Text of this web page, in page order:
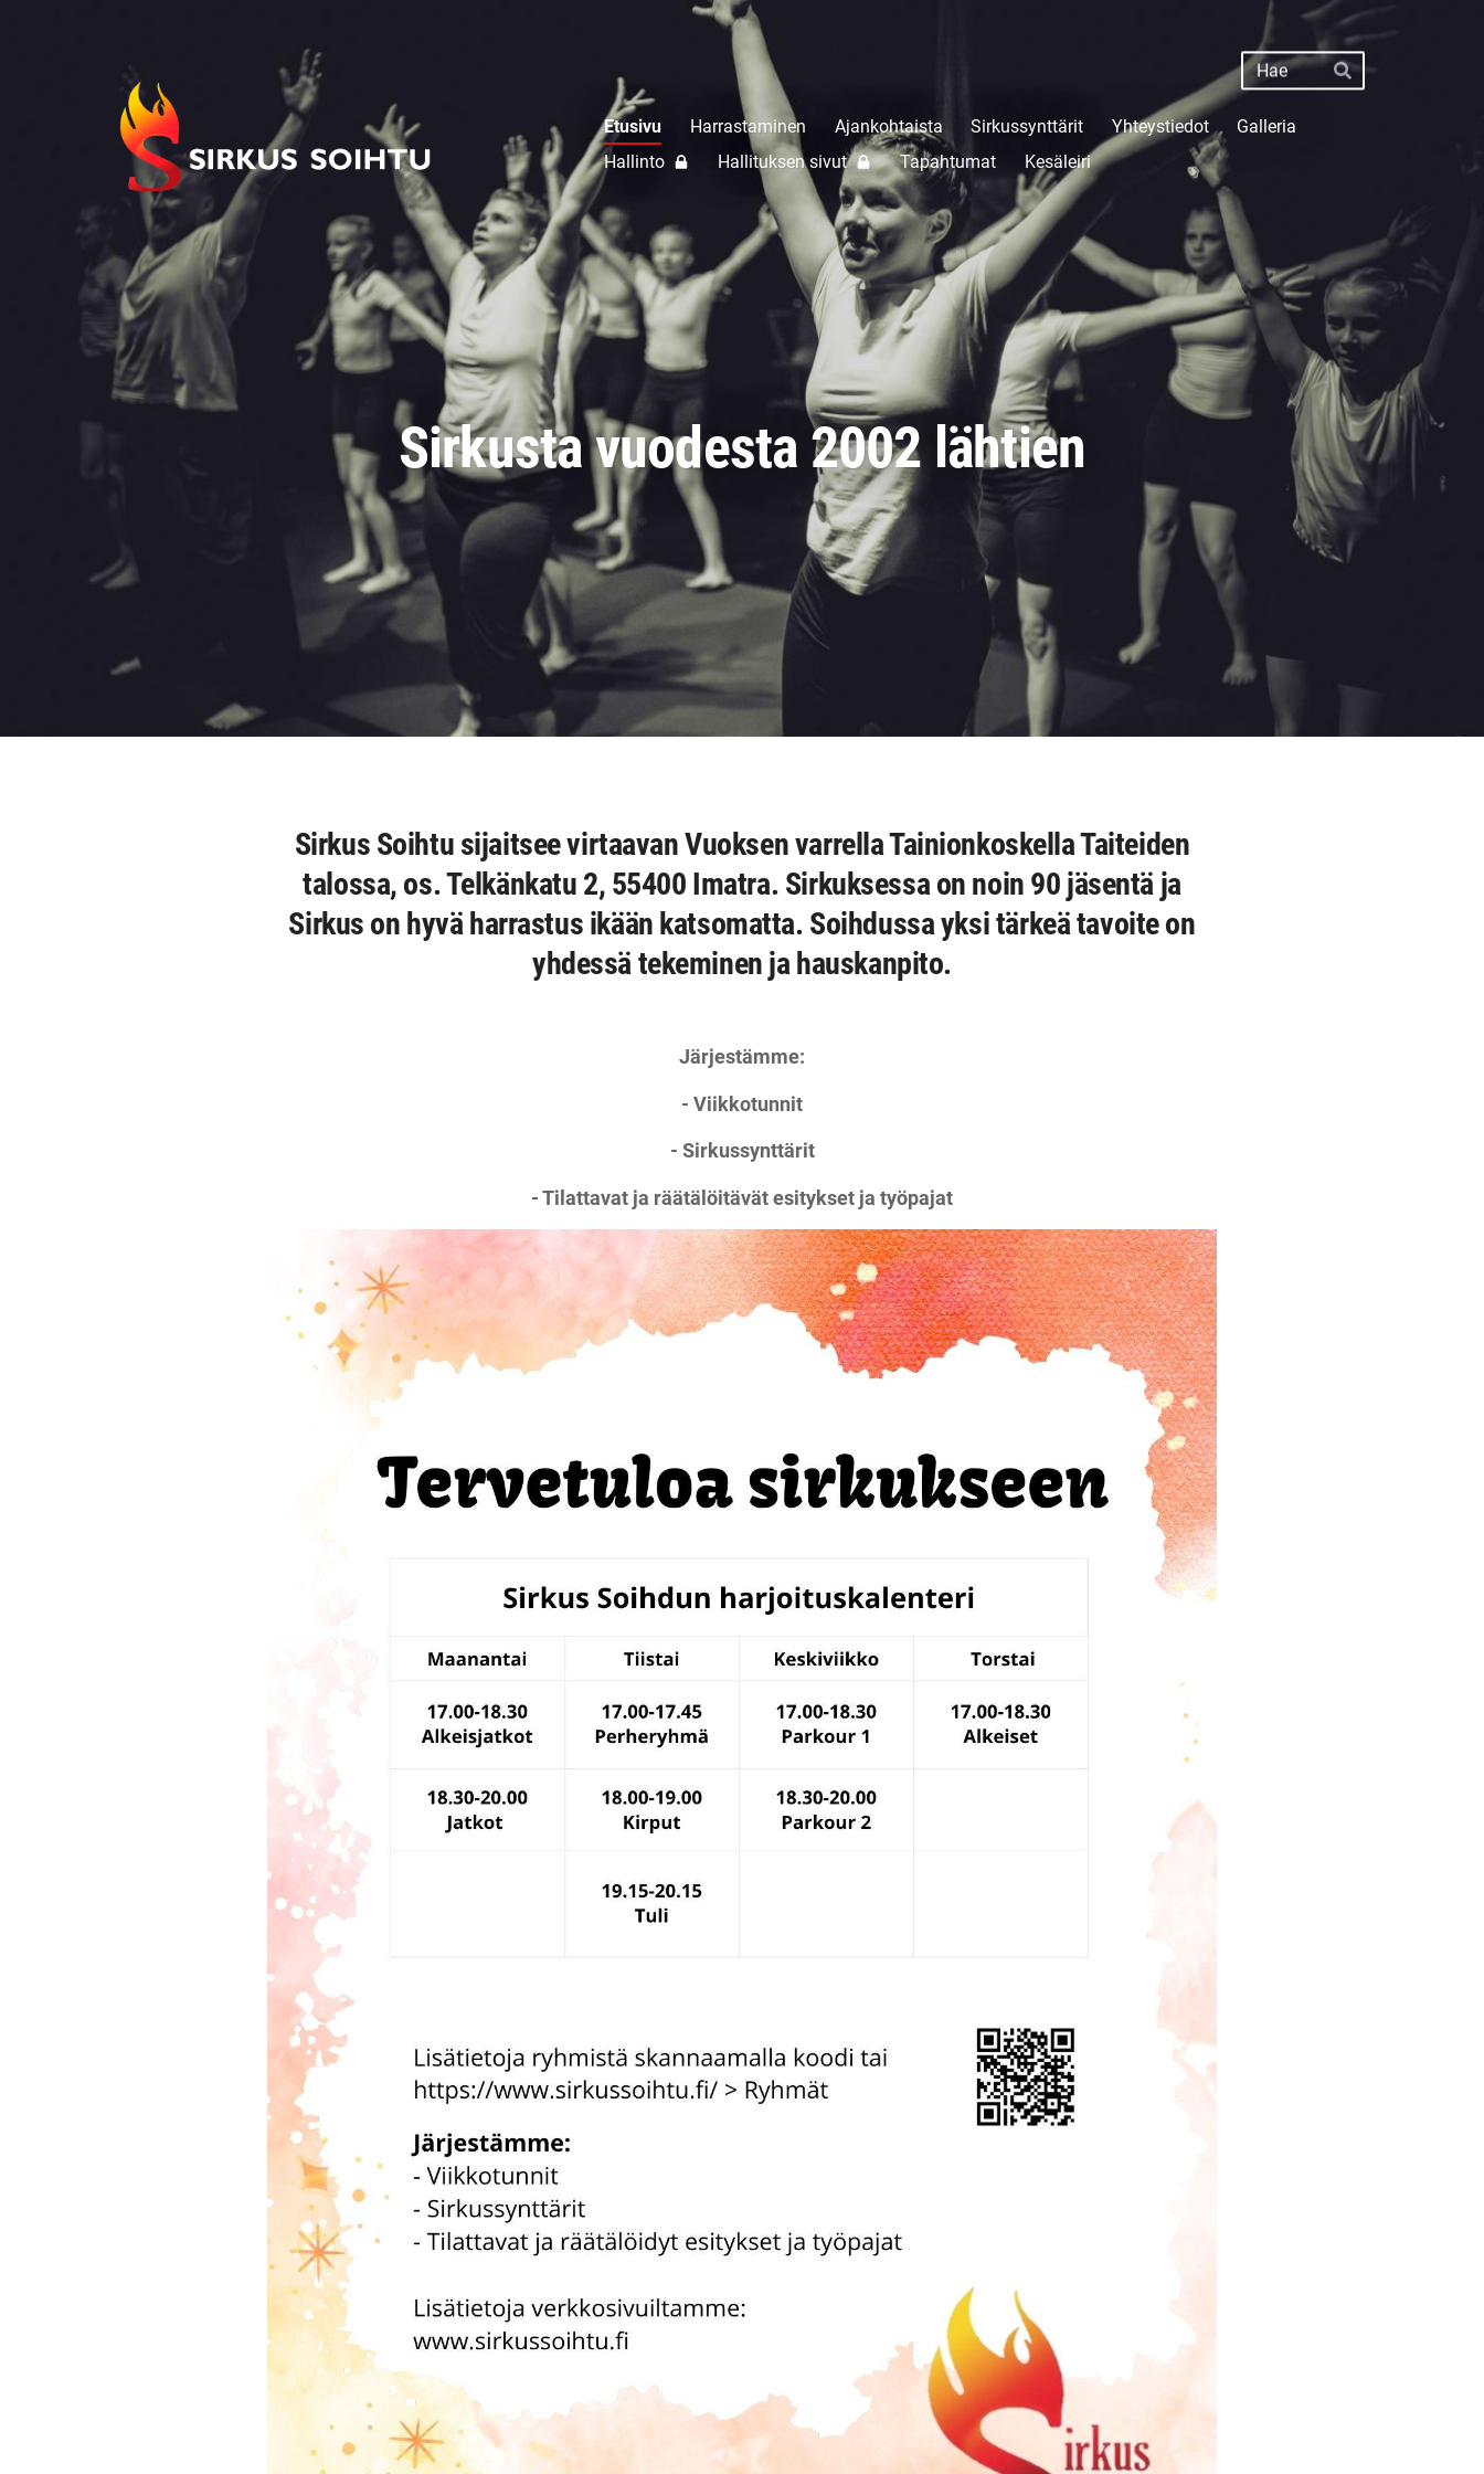
Haku
Hae
Imatran Nuorisosirkusyhdistys ry
Etusivu Harrastaminen Ajankohtaista Sirkussynttärit Yhteystiedot
Galleria
Hallinto
Hallituksen sivut Tapahtumat Kesäleiri
Sirkusta vuodesta 2002 lähtien
Sirkus Soihtu sijaitsee virtaavan Vuoksen varrella Tainionkoskella Taiteiden
talossa, os. Telkänkatu 2, 55400 Imatra. Sirkuksessa on noin 90 jäsentä ja
Sirkus on hyvä harrastus ikään katsomatta. Soihdussa yksi tärkeä tavoite on
yhdessä tekeminen ja hauskanpito.
Järjestämme:
- Viikkotunnit
- Sirkussynttärit
- Tilattavat ja räätälöitävät esitykset ja työpajat